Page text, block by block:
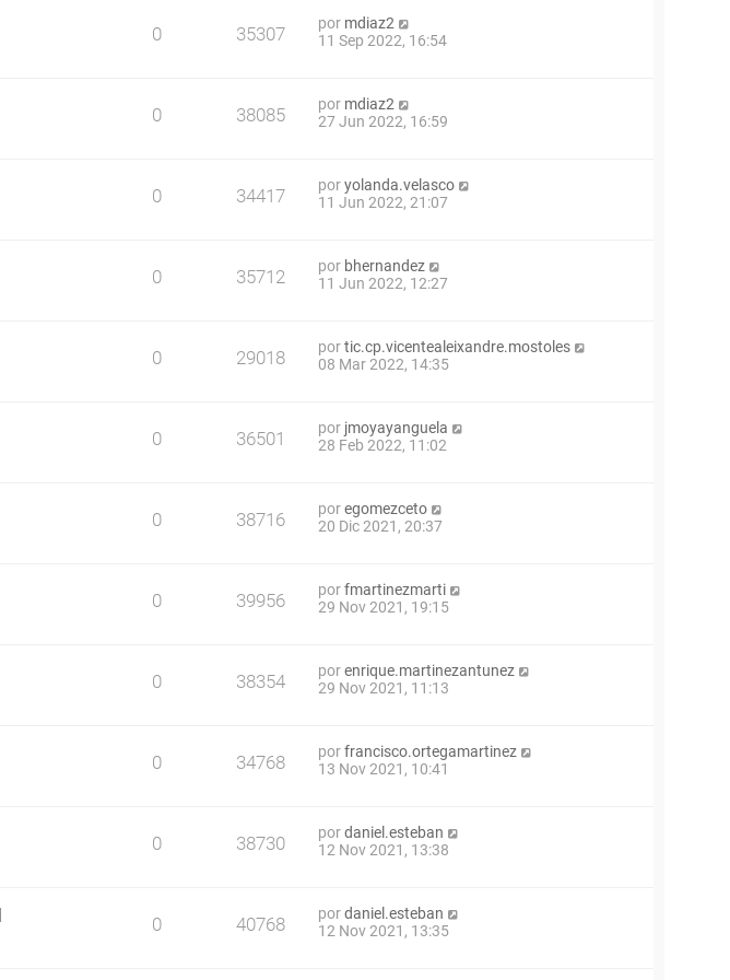
0 35307 por mdiaz2
11 Sep 2022, 16:54
0 38085 por mdiaz2
27 Jun 2022, 16:59
0 34417 poryolanda.velasco
11 Jun 2022, 21:07
0 35712 por bhernandez
11 Jun 2022, 12:27
0 29018 portic.cp.vicentealeixandre.mostoles
08 Mar 2022, 14:35
0 36501 por jmoyayanguela
28 Feb 2022, 11:02
0 38716 poregomezceto
20 Dic 2021, 20:37
0 39956 porfmartinezmarti
29 Nov 2021, 19:15
0 38354 porenrique.martinezantunez
29 Nov 2021, 11:13
0 34768 porfrancisco.ortegamartinez
13 Nov 2021, 10:41
0 38730 pordaniel.esteban
12 Nov 2021, 13:38
0 40768 pordaniel.esteban
12 Nov 2021, 13:35